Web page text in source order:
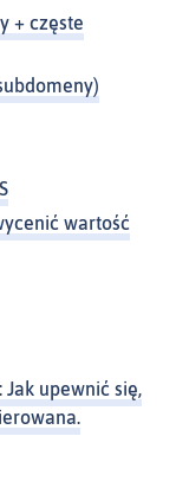
+ częste
wartość
upewnić się,